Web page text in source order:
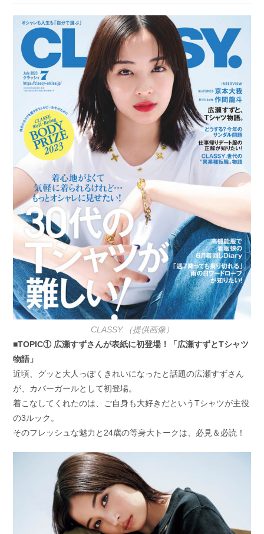
開
日:
テ
ゴ
リ
ー:
CLASSY.（提供画像）
■TOPIC① 広瀬すずさんが表紙に初登場！「広瀬すずとTシャツ
物語」
近頃、グッと大人っぽくきれいになったと話題の広瀬すずさん
が、カバーガールとして初登場。
着こなしてくれたのは、ご自身も大好きだというTシャツが主役
の3ルック。
そのフレッシュな魅力と24歳の等身大トークは、必見＆必読！